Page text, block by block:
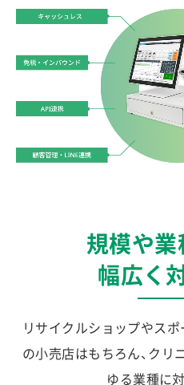
規模や業
幅広く
リサイクルショップやスポ
の小売店はもちろん、クリ
ゆる業種に